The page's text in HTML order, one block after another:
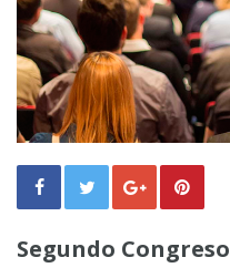
Segundo Congreso